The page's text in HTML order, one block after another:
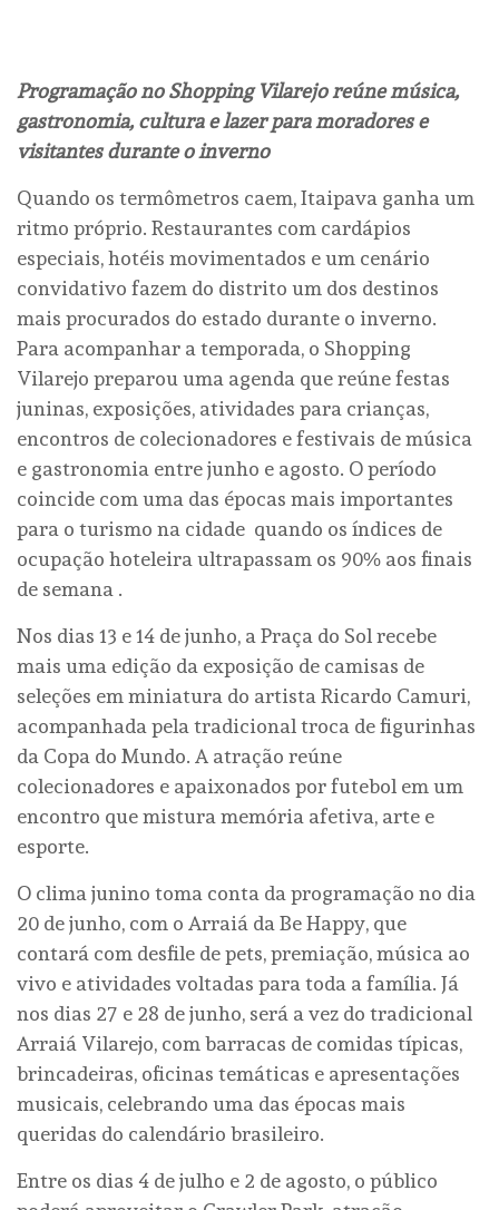
Programação no Shopping Vilarejo reúne música,
gastronomia, cultura e lazer para moradores e
visitantes durante o inverno
Quando os termômetros caem, Itaipava ganha um
ritmo próprio. Restaurantes com cardápios
especiais, hotéis movimentados e um cenário
convidativo fazem do distrito um dos destinos
mais procurados do estado durante o inverno.
Para acompanhar a temporada, o Shopping
Vilarejo preparou uma agenda que reúne festas
juninas, exposições, atividades para crianças,
encontros de colecionadores e festivais de música
e gastronomia entre junho e agosto. O período
coincide com uma das épocas mais importantes
para o turismo na cidade quando os índices de
ocupação hoteleira ultrapassam os 90% aos finais
de semana .
Nos dias 13 e 14 de junho, a Praça do Sol recebe
mais uma edição da exposição de camisas de
seleções em miniatura do artista Ricardo Camuri,
acompanhada pela tradicional troca de figurinhas
da Copa do Mundo. A atração reúne
colecionadores e apaixonados por futebol em um
encontro que mistura memória afetiva, arte e
esporte.
O clima junino toma conta da programação no dia
20 de junho, com o Arraiá da Be Happy, que
contará com desfile de pets, premiação, música ao
vivo e atividades voltadas para toda a família. Já
nos dias 27 e 28 de junho, será a vez do tradicional
Arraiá Vilarejo, com barracas de comidas típicas,
brincadeiras, oficinas temáticas e apresentações
musicais, celebrando uma das épocas mais
queridas do calendário brasileiro.
Entre os dias 4 de julho e 2 de agosto, o público